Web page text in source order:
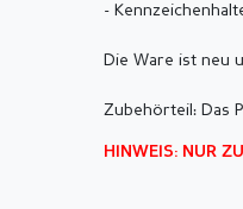
-
Die Ware ist neu
Zubehörteil: Das
HINWEIS: NUR